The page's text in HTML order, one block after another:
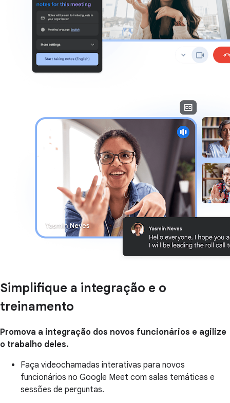
Simplifique a integração e o
treinamento
Promova a integração dos novos funcionários e agilize
o trabalho deles.
Faça videochamadas interativas para novos
funcionários no Google Meet com salas temáticas e
sessões de perguntas.